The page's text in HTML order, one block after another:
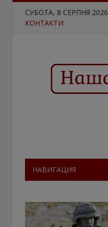
СУБОТА, 8 СЕРПНЯ 2026
КОНТАКТИ
НАВИГАЦИЯ